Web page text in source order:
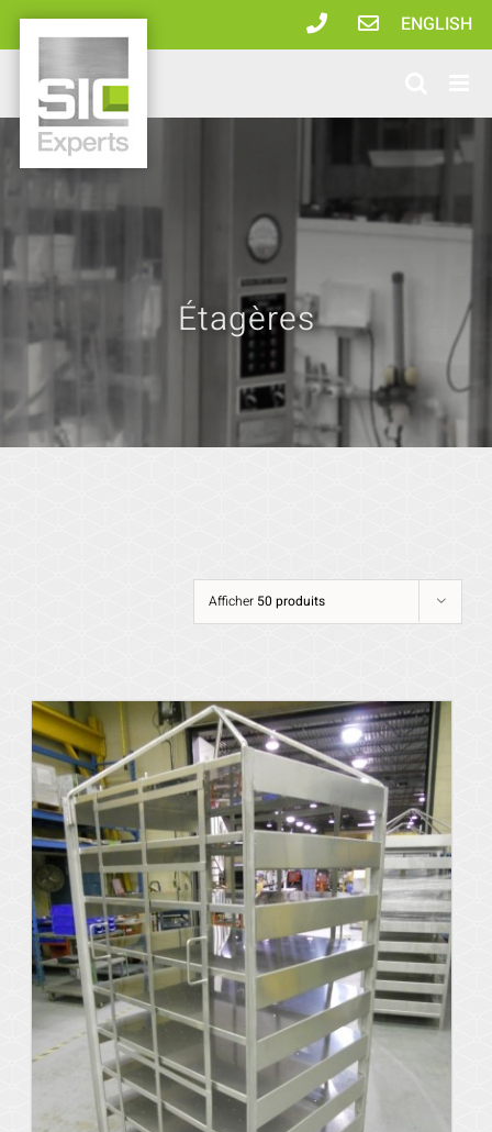
Passer
au
contenu
ENGLISH
Étagères
Afficher 50 produits